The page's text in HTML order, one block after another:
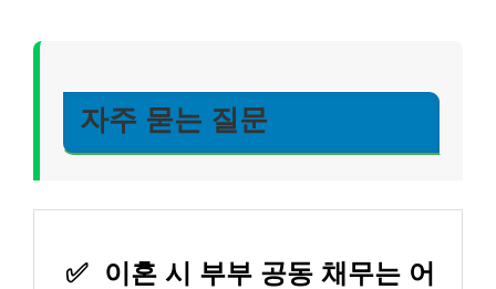
자주 묻는 질문
✅
이혼 시 부부 공동 채무는 어